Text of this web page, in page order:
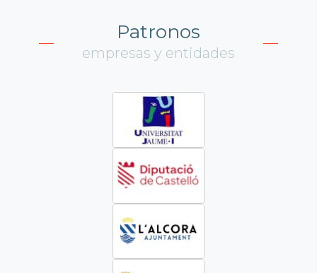
Patronos
empresas y entidades